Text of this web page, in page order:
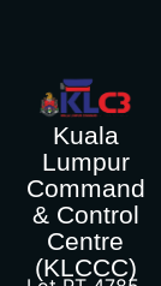
Kuala
Lumpur
Command
& Control
Centre
(KLCCC)